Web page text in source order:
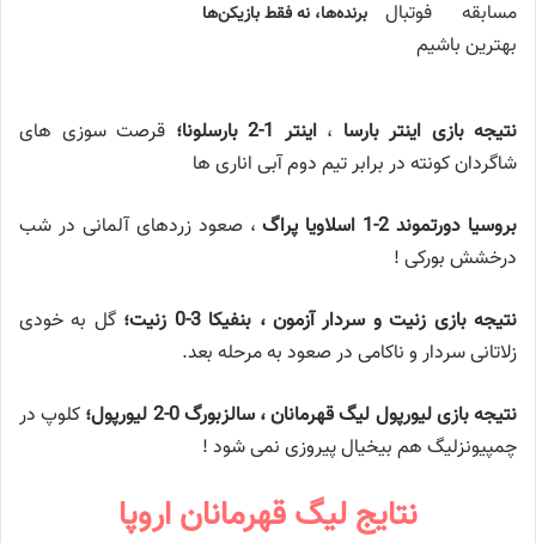
برنده‌ها، نه فقط بازیکن‌ها
نتیجه بازی اینتر بارسا ،اینتر 1-2 بارسلونا؛
قرصت سوزی های
شاگردان کونته در برابر تیم دوم آبی اناری ها
بروسیا دورتموند 2-1 اسلاویا پراگ
، صعود زردهای آلمانی در شب
درخشش بورکی !
نتیجه بازی زنیت و سردار آزمون ، بنفیکا 3-0 زنیت؛
گل به خودی
زلاتانی سردار و ناکامی در صعود به مرحله بعد.
نتیجه بازی لیورپول لیگ قهرمانان ، سالزبورگ 0-2 لیورپول؛
کلوپ در
چمپیونزلیگ هم بیخیال پیروزی نمی شود !
نتایج لیگ قهرمانان اروپا